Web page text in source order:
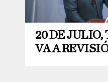
20 DE JULIO,
VA A